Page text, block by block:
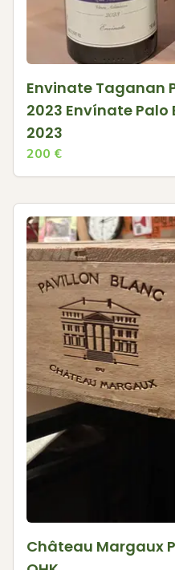
Envinate Taganan
2023 Envínate Palo
2023
200 €
Château Margaux